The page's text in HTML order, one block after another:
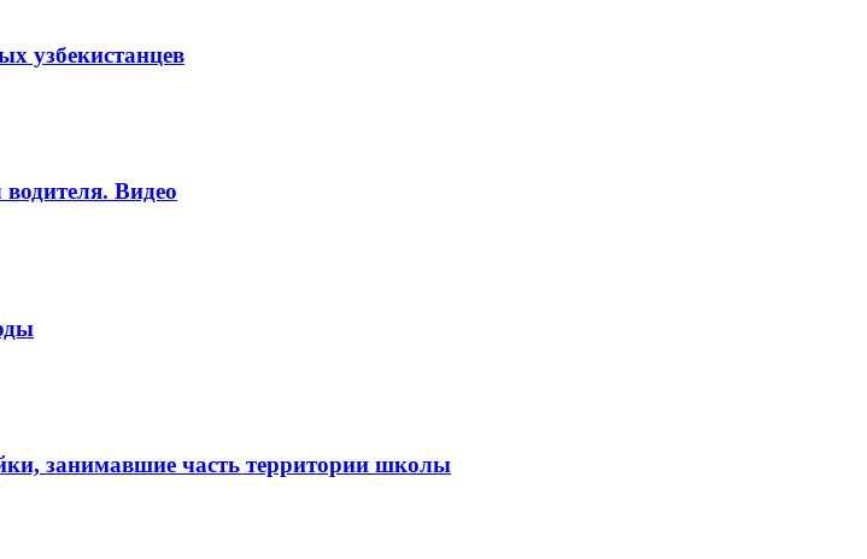
узбекистанцев
Видео
занимавшие часть территории школы